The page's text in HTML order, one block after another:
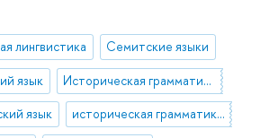
лингвистика Семитские языки
язык Историческая грамматика и этимология аккадского языка
язык историческая грамматика арамейских языков